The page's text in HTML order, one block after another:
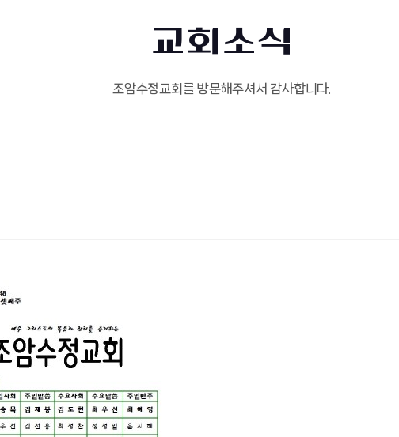
교회소식
조암수정교회를 방문해주셔서 감사합니다.